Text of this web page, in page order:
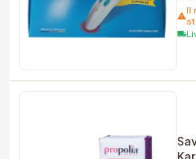
warningIl
local_shipping